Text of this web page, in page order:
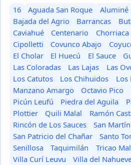
16 Aguada San Roque Aluminé
Bajada del Agrio
Barrancas
Caviahué
Centenario Chorriaca
Cipolletti
Covunco Abajo
El Cholar
El Huecú El Sauce
Las Coloradas
Las Lajas Las
Los Catutos
Los Chihuidos
Los
Manzano Amargo
Octavio Pico
Picún Leufú
Piedra del Aguila
Plottier
Quili Malal
Ramón
Rincón de Los Sauces
San
San Patricio del Chañar
Santo
Senillosa
Taquimilán Tricao
Villa Curí Leuvu
Villa del